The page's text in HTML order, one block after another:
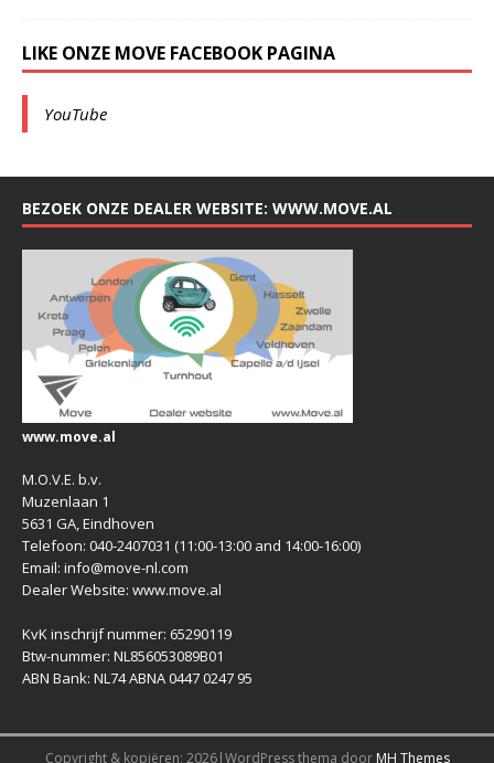
LIKE ONZE MOVE FACEBOOK PAGINA
YouTube
BEZOEK ONZE DEALER WEBSITE: WWW.MOVE.AL
www.move.al
M.O.V.E. b.v.
Muzenlaan 1
5631 GA, Eindhoven
Telefoon: 040-2407031 (11:00-13:00 and 14:00-16:00)
Email: info@move-nl.com
Dealer Website: www.move.al
KvK inschrijf nummer: 65290119
Btw-nummer: NL856053089B01
ABN Bank: NL74 ABNA 0447 0247 95
Copyright & kopiëren; 2026|WordPress thema door MH Themes